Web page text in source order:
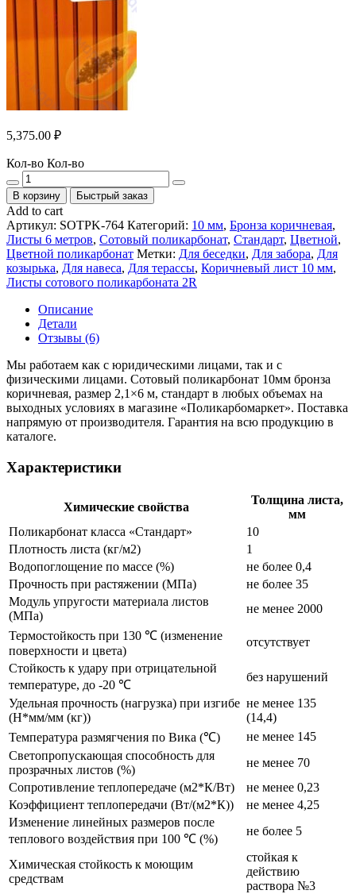
5,375.00 ₽
Кол-во Кол-во
В корзину Быстрый заказ
Add to cart
Артикул: SOTPK-764 Категорий: 10 мм, Бронза коричневая,
Листы 6 метров, Сотовый поликарбонат, Стандарт, Цветной,
Цветной поликарбонат Метки: Для беседки, Для забора, Для
козырька, Для навеса, Для терассы, Коричневый лист 10 мм,
Листы сотового поликарбоната 2R
Описание
Детали
Отзывы (6)
Мы работаем как с юридическими лицами, так и с
физическими лицами. Сотовый поликарбонат 10мм бронза
коричневая, размер 2,1×6 м, стандарт в любых объемах на
выходных условиях в магазине «Поликарбомаркет». Поставка
напрямую от производителя. Гарантия на всю продукцию в
каталоге.
Характеристики
Химические свойства
Толщина листа,
мм
Поликарбонат класса «Стандарт»
10
Плотность листа (кг/м2)
1
Водопоглощение по массе (%)
не более 0,4
Прочность при растяжении (МПа)
не более 35
Модуль упругости материала листов
(МПа)
не менее 2000
Термостойкость при 130 ℃ (изменение
поверхности и цвета)
отсутствует
Стойкость к удару при отрицательной
температуре, до -20 ℃
без нарушений
Удельная прочность (нагрузка) при изгибе
(Н*мм/мм (кг))
не менее 135
(14,4)
Температура размягчения по Вика (℃)
не менее 145
Светопропускающая способность для
прозрачных листов (%)
не менее 70
Сопротивление теплопередаче (м2*К/Вт)
не менее 0,23
Коэффициент теплопередачи (Вт/(м2*К))
не менее 4,25
Изменение линейных размеров после
теплового воздействия при 100 ℃ (%)
не более 5
Химическая стойкость к моющим
средствам
стойкая к
действию
раствора №3